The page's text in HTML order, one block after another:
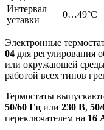
Интервал
уставки
0…49°С
Электронные
04 для регулирования
или окружающей
работой всех типов
Термостаты
50/60 Гц или 230 В,
переключателем на 16